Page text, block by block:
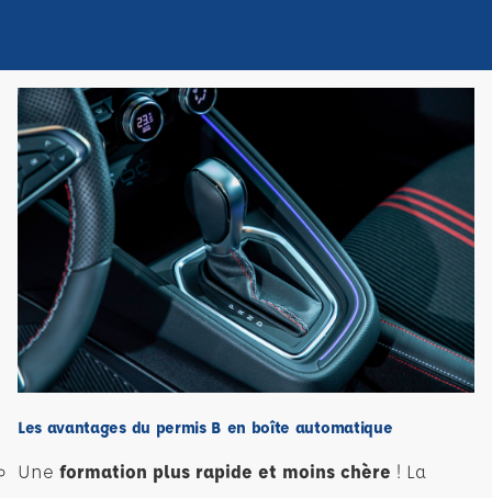
Les avantages du permis B en boîte automatique
Une formation plus rapide et moins chère ! La